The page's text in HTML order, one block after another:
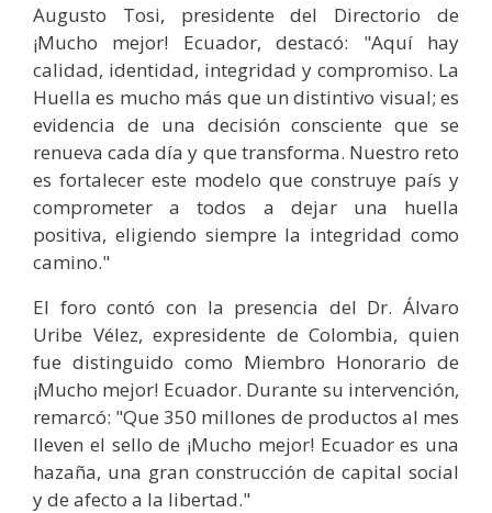
Augusto Tosi, presidente del Directorio de
¡Mucho mejor! Ecuador, destacó: "Aquí hay
calidad, identidad, integridad y compromiso. La
Huella es mucho más que un distintivo visual; es
evidencia de una decisión consciente que se
renueva cada día y que transforma. Nuestro reto
es fortalecer este modelo que construye país y
comprometer a todos a dejar una huella
positiva, eligiendo siempre la integridad como
camino."
El foro contó con la presencia del Dr. Álvaro
Uribe Vélez, expresidente de Colombia, quien
fue distinguido como Miembro Honorario de
¡Mucho mejor! Ecuador. Durante su intervención,
remarcó: "Que 350 millones de productos al mes
lleven el sello de ¡Mucho mejor! Ecuador es una
hazaña, una gran construcción de capital social
y de afecto a la libertad."